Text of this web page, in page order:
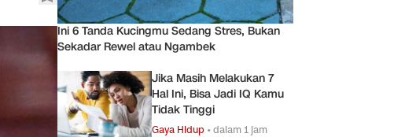
Ini 6 Tanda Kucingmu Sedang Stres, Bukan
Sekadar Rewel atau Ngambek
Jika Masih Melakukan 7
Hal Ini, Bisa Jadi IQ Kamu
Tidak Tinggi
Gaya Hidup •dalam 1 jam